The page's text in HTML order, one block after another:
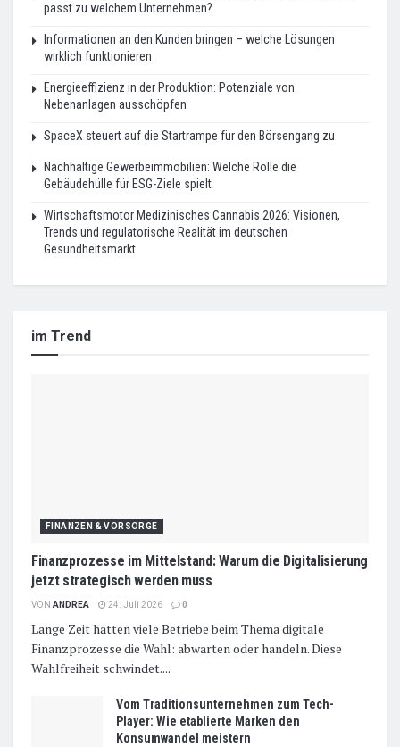
passt zu welchem Unternehmen?
Informationen an den Kunden bringen – welche Lösungen
wirklich funktionieren
Energieeffizienz in der Produktion: Potenziale von
Nebenanlagen ausschöpfen
SpaceX steuert auf die Startrampe für den Börsengang zu
Nachhaltige Gewerbeimmobilien: Welche Rolle die
Gebäudehülle für ESG-Ziele spielt
Wirtschaftsmotor Medizinisches Cannabis 2026: Visionen,
Trends und regulatorische Realität im deutschen
Gesundheitsmarkt
im Trend
FINANZEN & VORSORGE
Finanzprozesse im Mittelstand: Warum die Digitalisierung
jetzt strategisch werden muss
VON ANDREA 24. Juli 2026 0
Lange Zeit hatten viele Betriebe beim Thema digitale
Finanzprozesse die Wahl: abwarten oder handeln. Diese
Wahlfreiheit schwindet....
Vom Traditionsunternehmen zum Tech-
Player: Wie etablierte Marken den
Konsumwandel meistern